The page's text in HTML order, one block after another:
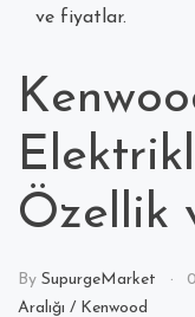
ve fiyatlar.
Özellik
By SupurgeMarket
Aralığı / Kenwood